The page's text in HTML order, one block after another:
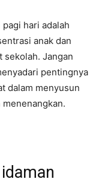
hari adalah
anak dan
sekolah. Jangan
pentingnya
dalam menyusun